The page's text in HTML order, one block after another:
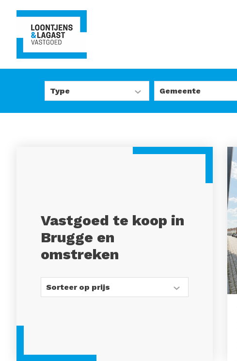
Vastgoed te koop in
Brugge en
omstreken